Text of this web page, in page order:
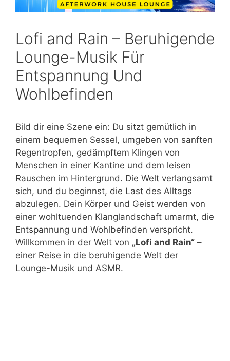
Lofi and Rain – Beruhigende
Lounge-Musik Für
Entspannung Und
Wohlbefinden
Bild dir eine Szene ein: Du sitzt gemütlich in
einem bequemen Sessel, umgeben von sanften
Regentropfen, gedämpftem Klingen von
Menschen in einer Kantine und dem leisen
Rauschen im Hintergrund. Die Welt verlangsamt
sich, und du beginnst, die Last des Alltags
abzulegen. Dein Körper und Geist werden von
einer wohltuenden Klanglandschaft umarmt, die
Entspannung und Wohlbefinden verspricht.
Willkommen in der Welt von „Lofi and Rain“ –
einer Reise in die beruhigende Welt der
Lounge-Musik und ASMR.